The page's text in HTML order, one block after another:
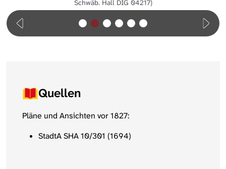
Schwäb. Hall DIG 04217)
Quellen
Pläne und Ansichten vor 1827:
StadtA SHA 10/301 (1694)